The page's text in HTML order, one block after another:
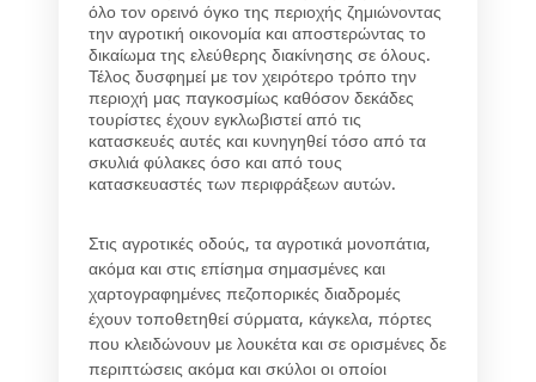
όλο τον ορεινό όγκο της περιοχής ζημιώνοντας
την αγροτική οικονομία και αποστερώντας το
δικαίωμα της ελεύθερης διακίνησης σε όλους.
Τέλος δυσφημεί με τον χειρότερο τρόπο την
περιοχή μας παγκοσμίως καθόσον δεκάδες
τουρίστες έχουν εγκλωβιστεί από τις
κατασκευές αυτές και κυνηγηθεί τόσο από τα
σκυλιά φύλακες όσο και από τους
κατασκευαστές των περιφράξεων αυτών.
Στις αγροτικές οδούς, τα αγροτικά μονοπάτια,
ακόμα και στις επίσημα σημασμένες και
χαρτογραφημένες πεζοπορικές διαδρομές
έχουν τοποθετηθεί σύρματα, κάγκελα, πόρτες
που κλειδώνουν με λουκέτα και σε ορισμένες δε
περιπτώσεις ακόμα και σκύλοι οι οποίοι